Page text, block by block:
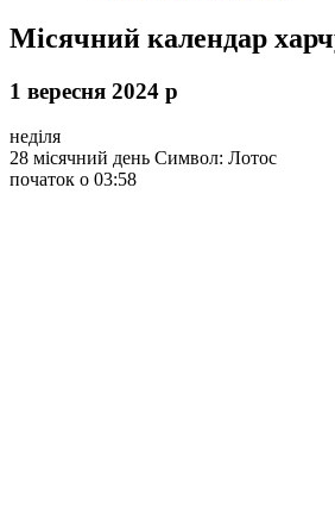
Місячний календар
1 вересня 2024 р
неділя
28 місячний день Символ: Лотос
початок о 03:58